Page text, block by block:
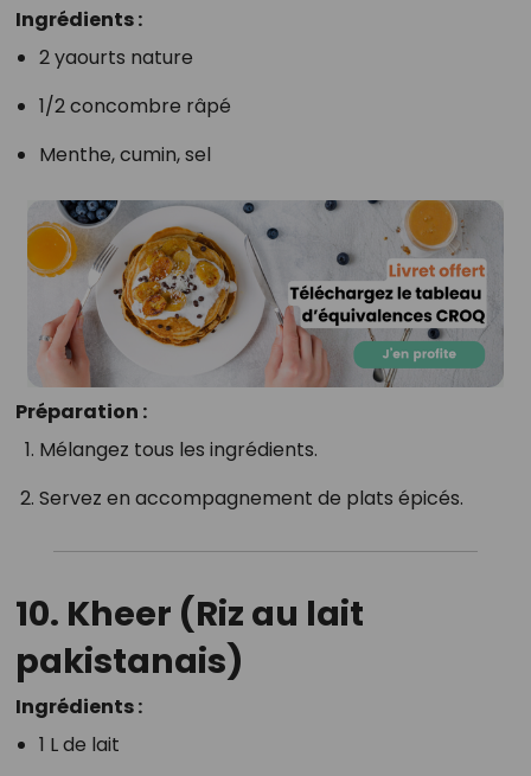
Ingrédients :
2 yaourts nature
1/2 concombre râpé
Menthe, cumin, sel
Préparation :
Mélangez tous les ingrédients.
Servez en accompagnement de plats épicés.
10. Kheer (Riz au lait
pakistanais)
Ingrédients :
1 L de lait